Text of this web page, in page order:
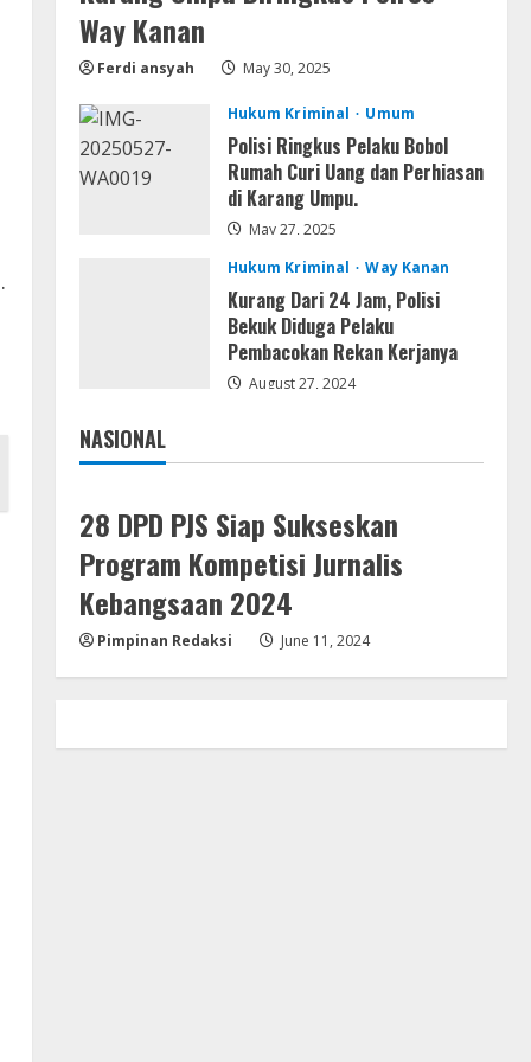
Serialers
Activator Final
Serialers
MATLAB Crack + Portable Clean
Premium
Way Kanan
Ferdi ansyah May 30, 2025
Hukum Kriminal Umum
Polisi Ringkus Pelaku Bobol
Rumah Curi Uang dan Perhiasan
di Karang Umpu.
May 27, 2025
Hukum Kriminal
Way Kanan
Kurang Dari 24 Jam, Polisi
Bekuk Diduga Pelaku
Pembacokan Rekan Kerjanya
August 27, 2024
NASIONAL
Jakarta
28 DPD PJS Siap Sukseskan
Program Kompetisi Jurnalis
Kebangsaan 2024
Pimpinan Redaksi June 11, 2024